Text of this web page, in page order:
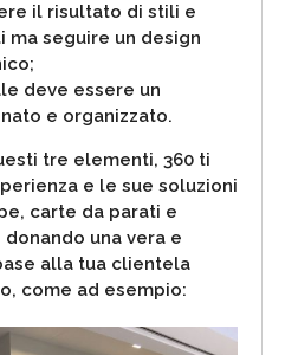
il risultato di stili e
ma seguire un design
deve essere un
e organizzato.
tre elementi, 360 ti
e le sue soluzioni
carte da parati e
una vera e
alla tua clientela
come ad esempio: